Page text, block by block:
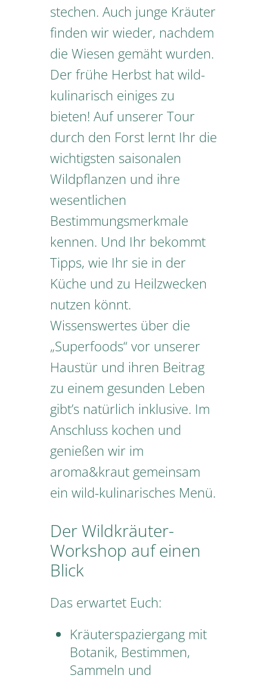
stechen. Auch junge Kräuter
finden wir wieder, nachdem
die Wiesen gemäht wurden.
Der frühe Herbst hat wild-
kulinarisch einiges zu
bieten! Auf unserer Tour
durch den Forst lernt Ihr die
wichtigsten saisonalen
Wildpflanzen und ihre
wesentlichen
Bestimmungsmerkmale
kennen. Und Ihr bekommt
Tipps, wie Ihr sie in der
Küche und zu Heilzwecken
nutzen könnt.
Wissenswertes über die
„Superfoods“ vor unserer
Haustür und ihren Beitrag
zu einem gesunden Leben
gibt’s natürlich inklusive. Im
Anschluss kochen und
genießen wir im
aroma&kraut gemeinsam
ein wild-kulinarisches Menü.
Der Wildkräuter-
Workshop auf einen
Blick
Das erwartet Euch:
Kräuterspaziergang mit
Botanik, Bestimmen,
Sammeln und